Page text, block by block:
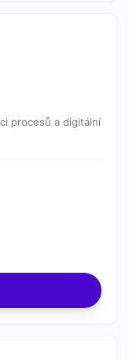
procesů a digitální